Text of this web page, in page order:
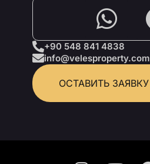
+90 548 841 4838
info@velesproperty.com
ОСТАВИТЬ ЗАЯВКУ